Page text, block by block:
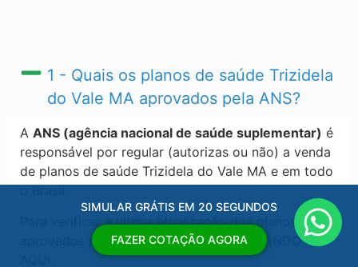
1 - Quais os planos de saúde Trizidela
do Vale MA​ aprovados pela ANS?
A ANS (agência nacional de saúde suplementar) é
responsável por regular (autorizas ou não) a venda
de planos de saúde Trizidela do Vale MA​ e em todo
Para verificar a ultima atualização dos planos
aprovados pela ANS, acesse o link CLICANDO
SIMULAR GRÁTIS EM 20 SEGUNDOS
FAZER COTAÇÃO AGORA